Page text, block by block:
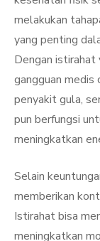
melakukan
yang penting
Dengan istirahat
gangguan medis
penyakit gula,
pun berfungsi
meningkatkan
Selain
memberikan
Istirahat bisa
meningkatkan